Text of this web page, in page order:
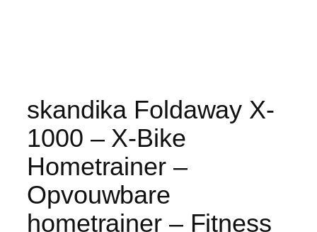
skandika Foldaway X-
1000 – X-Bike
Hometrainer –
Opvouwbare
hometrainer – Fitness